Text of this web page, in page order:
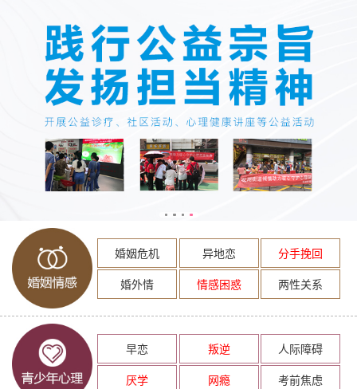
婚姻危机 异地恋
分手挽回
婚外情
情感困惑 两性关系
早恋 叛逆
人际障碍
厌学
网瘾 考前焦虑